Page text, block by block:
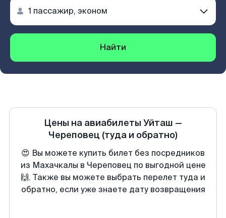
Найти
Цены на авиабилеты Уйташ —
Череповец (туда и обратно)
😍 Вы можете купить билет без посредников
из Махачкалы в Череповец по выгодной цене
🙌. Также вы можете выбрать перелет туда и
обратно, если уже знаете дату возвращения